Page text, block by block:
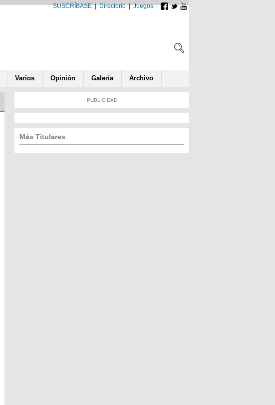
SUSCRÍBASE|Directorio|Juegos|
Varios Opinión Galería Archivo
PUBLICIDAD
Más Titulares